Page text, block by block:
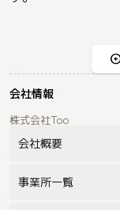
会社情報
株式会社Too
会社概要
事業所一覧